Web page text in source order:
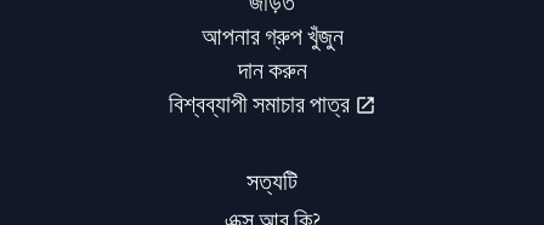
আপনার গ্রুপ খুঁজুন
দান করুন
বিশ্বব্যাপী সমাচার পাত্র
সত্যটি